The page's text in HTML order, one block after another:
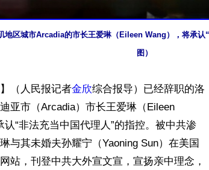
地区城市Arcadia的市长王爱琳（Eileen Wang），将承认
图）
（人民报记者金欣综合报导）已经辞职的洛
亚市（Arcadia）市长王爱琳（Eileen
认“非法充当中国代理人”的指控。被中共渗
与其未婚夫孙耀宁（Yaoning Sun）在美国
站，刊登中共大外宣文宣，宣扬亲中理念，